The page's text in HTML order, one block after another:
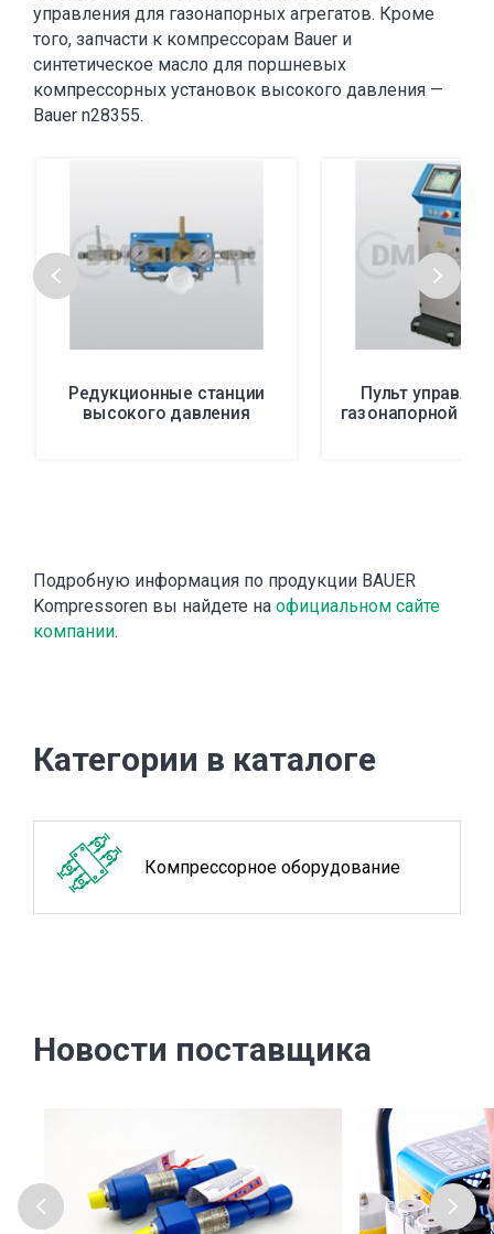
управления для газонапорных агрегатов. Кроме
того, запчасти к компрессорам Bauer и
синтетическое масло для поршневых
компрессорных установок высокого давления —
Bauer n28355.
Редукционные станции
высокого давления
Пульт
газонапорной
Подробную информация по продукции BAUER
Kompressoren вы найдете на официальном сайте
компании.
Категории в каталоге
Компрессорное оборудование
Новости поставщика